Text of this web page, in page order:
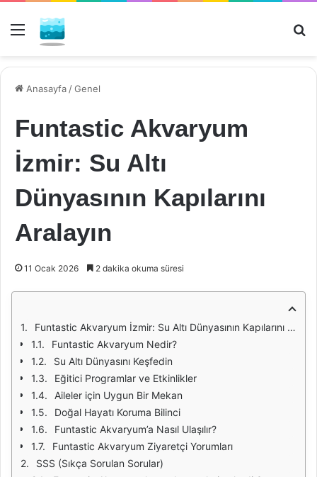
Menü
Anasayfa /Genel
Funtastic Akvaryum
İzmir: Su Altı
Dünyasının Kapılarını
Aralayın
11 Ocak 2026 2 dakika okuma süresi
Funtastic Akvaryum İzmir: Su Altı Dünyasının Kapılarını Aralayın
Funtastic Akvaryum Nedir?
Su Altı Dünyasını Keşfedin
Eğitici Programlar ve Etkinlikler
Aileler için Uygun Bir Mekan
Doğal Hayatı Koruma Bilinci
Funtastic Akvaryum’a Nasıl Ulaşılır?
Funtastic Akvaryum Ziyaretçi Yorumları
SSS (Sıkça Sorulan Sorular)